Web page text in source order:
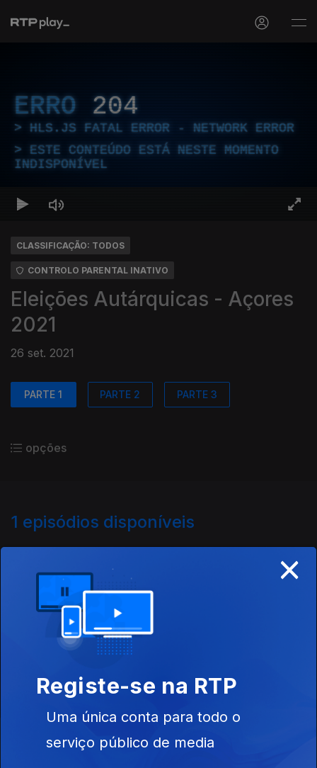
ERRO 204
HLS.JS FATAL ERROR - NETWORK ERROR
ESTE CONTEÚDO ESTÁ NESTE MOMENTO
INDISPONÍVEL
CLASSIFICAÇÃO: TODOS
CONTROLO PARENTAL INATIVO
Eleições Autárquicas - Açores
2021
26 set. 2021
PARTE 1 PARTE 2 PARTE 3
opções
1 episódios disponíveis
Instale a aplicaçãoRTP Play
×
Registe-se na RTP
Uma única conta para todo o
serviço público de media